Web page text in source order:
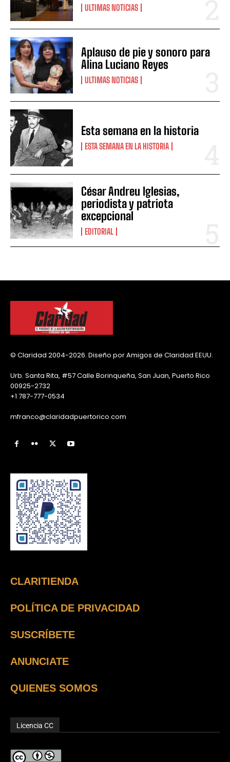
ULTIMAS NOTICIAS
Aplauso de pie y sonoro para
Alina Luciano Reyes
ULTIMAS NOTICIAS
Esta semana en la historia
ESTA SEMANA EN LA HISTORIA
César Andreu Iglesias,
periodista y patriota
excepcional
EDITORIAL
© Claridad 2004-2026. Diseño por Amigos de Claridad EEUU.
Urb. Santa Rita, #57 Calle Borinqueña, San Juan, Puerto Rico
00925-2732
+1 787-777-0534
mfranco@claridadpuertorico.com
CLARITIENDA
POLÍTICA DE PRIVACIDAD
SUSCRÍBETE
ANUNCIATE
QUIENES SOMOS
Licencia CC